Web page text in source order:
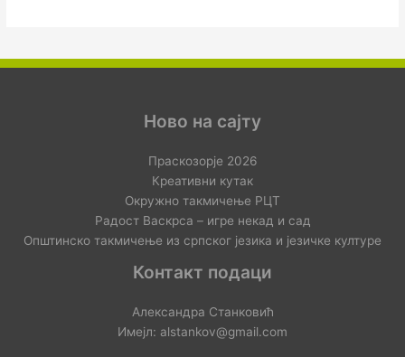
Ново на сајту
Праскозорје 2026
Креативни кутак
Окружно такмичење РЦТ
Радост Васкрса – игре некад и сад
Општинско такмичење из српског језика и језичке културе
Контакт подаци
Александра Станковић
Имејл: alstankov@gmail.com